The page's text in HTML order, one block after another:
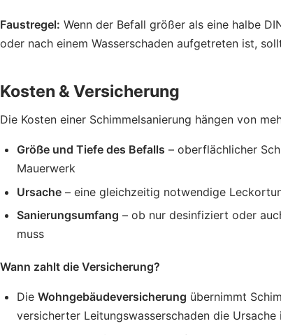
Faustregel: Wenn der Befall größer als eine halbe
oder nach einem Wasserschaden aufgetreten ist,
Kosten & Versicherung
Die Kosten einer Schimmelsanierung hängen von
Größe und Tiefe des Befalls – oberflächlicher
Mauerwerk
Ursache – eine gleichzeitig notwendige
Sanierungsumfang – ob nur desinfiziert oder
muss
Wann zahlt die Versicherung?
Die Wohngebäudeversicherung übernimmt
versicherter Leitungswasserschaden die Ursache